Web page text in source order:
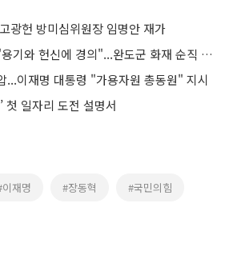
광헌 방미심위원장 임명안 재가
이재명 대통령 "용기와 헌신에 경의"...완도군 화재 순직 소방관 '애도'
...이재명 대통령 "가용자원 총동원" 지시
첫 일자리 도전 설명서
재명 #장동혁 #국민의힘